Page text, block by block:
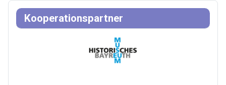
Kooperationspartner